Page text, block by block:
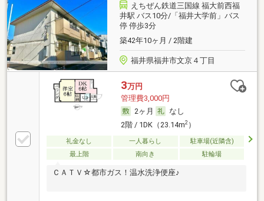
えちぜん鉄道三国線 福大前西福
井駅 バス10分/「福井大学前」バス
停 停歩3分
築42年10ヶ月 / 2階建
福井県福井市文京４丁目
3万円
管理費3,000円
2ヶ月
なし
2階 / 1DK（23.14m2）
礼金なし 一人暮らし
駐車場(近隣含)
最上階
南向き 駐輪場
ＣＡＴＶ☆都市ガス！温水洗浄便座♪